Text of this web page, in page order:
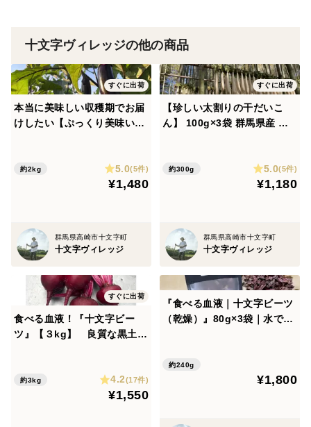
年度SMB Growth 企業賞 農業部門」を受賞しまし
た。 https://smbgrowthcompany.com/2025/jumonji
十文字ヴィレッジの他の商品
すぐに出荷
本当に美味しい収穫期でお届
けしたい【ぷっくり美味い十
約2kg 5.0(5件)
¥1,480
群馬県高崎市十文字町
十文字ヴィレッジ
すぐに出荷
【珍しい太割りの干だいこ
ん】 100g×3袋 群馬県産 十
約300g 5.0(5件)
¥1,180
群馬県高崎市十文字町
十文字ヴィレッジ
すぐに出荷
食べる血液！『十文字ビー
ツ』【３kg】 良質な黒土で
培）
約3kg 4.2(17件)
¥1,550
『食べる血液｜十文字ビーツ
（乾燥）』80g×3袋｜水で戻
約240g
¥1,800